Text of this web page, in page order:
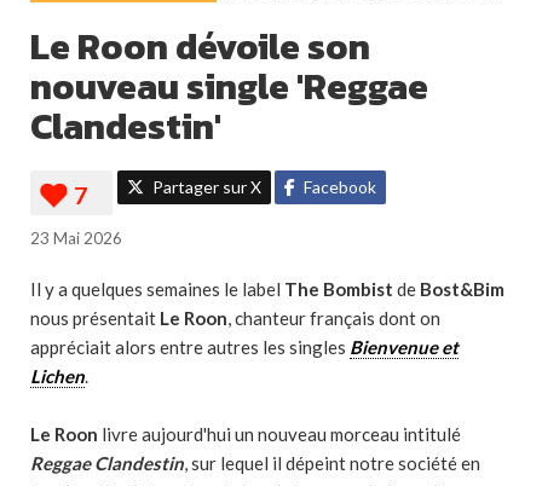
Le Roon dévoile son
nouveau single 'Reggae
Clandestin'
Partager sur X Facebook
23 Mai 2026
Il y a quelques semaines le label The Bombist de Bost&Bim
nous présentait Le Roon, chanteur français dont on
appréciait alors entre autres les singles Bienvenue et
Lichen.
Le Roon livre aujourd'hui un nouveau morceau intitulé
Reggae Clandestin, sur lequel il dépeint notre société en